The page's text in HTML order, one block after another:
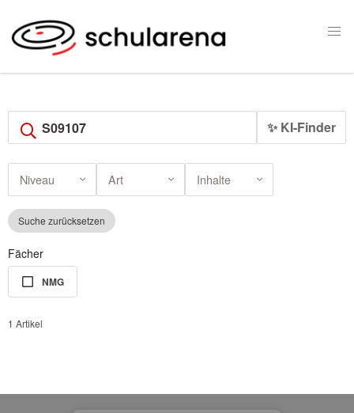
✨ KI-Finder
Niveau Art Inhalte
Suche zurücksetzen
Fächer
NMG
1 Artikel